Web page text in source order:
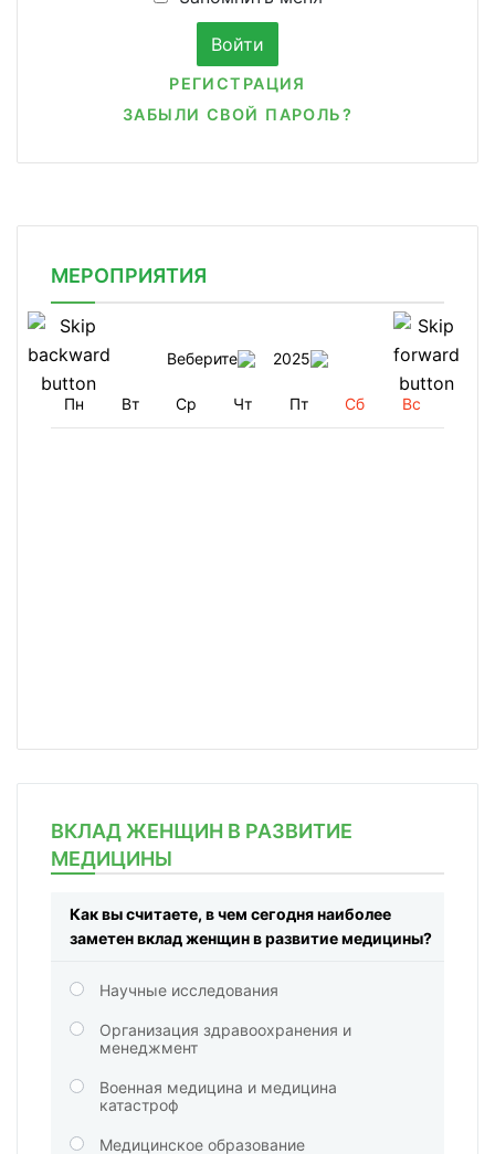
РЕГИСТРАЦИЯ
ЗАБЫЛИ СВОЙ ПАРОЛЬ?
МЕРОПРИЯТИЯ
Веберите 2025
Пн Вт Ср Чт Пт Сб Вс
ВКЛАД ЖЕНЩИН В РАЗВИТИЕ
МЕДИЦИНЫ
Как вы считаете, в чем сегодня наиболее
заметен вклад женщин в развитие медицины?
Научные исследования
Организация здравоохранения и
менеджмент
Военная медицина и медицина
катастроф
Медицинское образование